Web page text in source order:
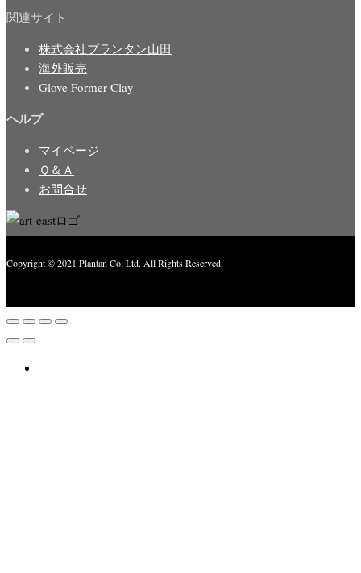
関連サイト
株式会社プランタン山田
海外販売
Glove Former Clay
ヘルプ
マイページ
Ｑ＆Ａ
お問合せ
Copyright © 2021 Plantan Co, Ltd. All Rights Reserved.